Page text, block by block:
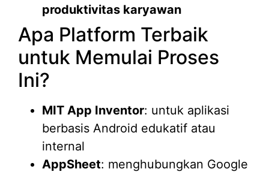
produktivitas karyawan
Apa Platform Terbaik
untuk Memulai Proses
Ini?
MIT App Inventor: untuk aplikasi
berbasis Android edukatif atau
internal
AppSheet: menghubungkan Google